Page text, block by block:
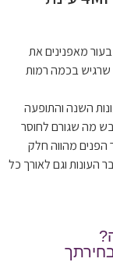
מאפנינים את
שרגיש בכמה רמות
השנה והתופעה
מה שגורם לחוסר
הפנים מהווה חלק
העונות וגם לאורך כל